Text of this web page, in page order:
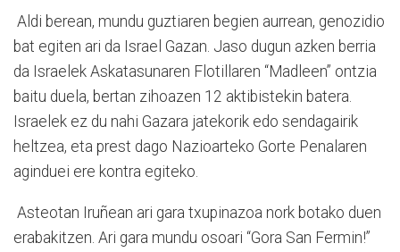
Aldi berean, mundu guztiaren begien aurrean, genozidio
bat egiten ari da Israel Gazan. Jaso dugun azken berria
da Israelek Askatasunaren Flotillaren “Madleen” ontzia
baitu duela, bertan zihoazen 12 aktibistekin batera.
Israelek ez du nahi Gazara jatekorik edo sendagairik
heltzea, eta prest dago Nazioarteko Gorte Penalaren
aginduei ere kontra egiteko.
Asteotan Iruñean ari gara txupinazoa nork botako duen
erabakitzen. Ari gara mundu osoari “Gora San Fermin!”